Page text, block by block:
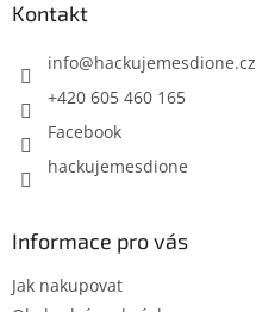
Kontakt
info@hackujemesdione.cz
+420 605 460 165
Facebook
hackujemesdione
Informace pro vás
Jak nakupovat